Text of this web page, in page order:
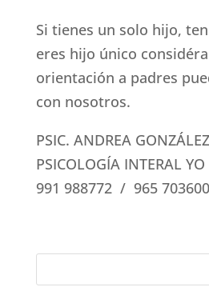
Si tienes un solo hijo,
eres hijo único
orientación a padres
con nosotros.
PSIC. ANDREA GONZÁLEZ
PSICOLOGÍA INTERAL
991 988772 / 965 703600